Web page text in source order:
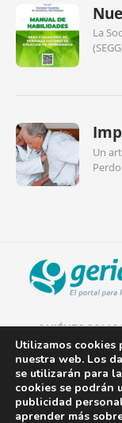
La
Un
QUIÉNES
AVISO LEGAL
POLÍTICA DE
Utilizamos cookies
nuestra web. Los
se utilizarán para
cookies se podrán
publicidad
aprender más